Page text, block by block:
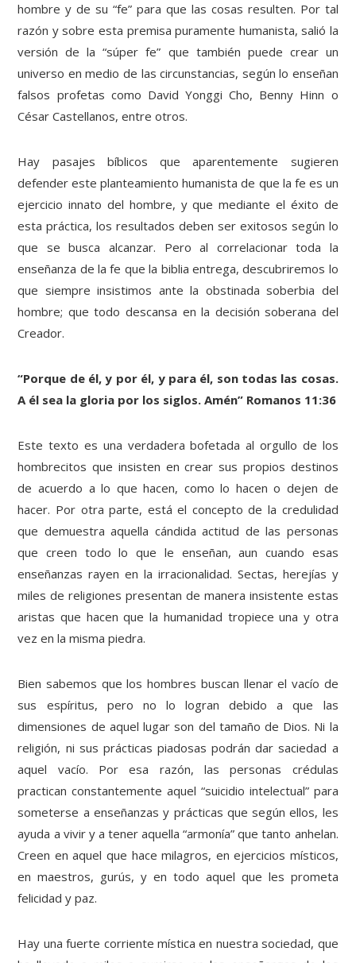
hombre y de su “fe” para que las cosas resulten. Por tal
razón y sobre esta premisa puramente humanista, salió la
versión de la “súper fe” que también puede crear un
universo en medio de las circunstancias, según lo enseñan
falsos profetas como David Yonggi Cho, Benny Hinn o
César Castellanos, entre otros.
Hay pasajes bíblicos que aparentemente sugieren
defender este planteamiento humanista de que la fe es un
ejercicio innato del hombre, y que mediante el éxito de
esta práctica, los resultados deben ser exitosos según lo
que se busca alcanzar. Pero al correlacionar toda la
enseñanza de la fe que la biblia entrega, descubriremos lo
que siempre insistimos ante la obstinada soberbia del
hombre; que todo descansa en la decisión soberana del
Creador.
“Porque de él, y por él, y para él, son todas las cosas.
A él sea la gloria por los siglos. Amén” Romanos 11:36
Este texto es una verdadera bofetada al orgullo de los
hombrecitos que insisten en crear sus propios destinos
de acuerdo a lo que hacen, como lo hacen o dejen de
hacer. Por otra parte, está el concepto de la credulidad
que demuestra aquella cándida actitud de las personas
que creen todo lo que le enseñan, aun cuando esas
enseñanzas rayen en la irracionalidad. Sectas, herejías y
miles de religiones presentan de manera insistente estas
aristas que hacen que la humanidad tropiece una y otra
vez en la misma piedra.
Bien sabemos que los hombres buscan llenar el vacío de
sus espíritus, pero no lo logran debido a que las
dimensiones de aquel lugar son del tamaño de Dios. Ni la
religión, ni sus prácticas piadosas podrán dar saciedad a
aquel vacío. Por esa razón, las personas crédulas
practican constantemente aquel “suicidio intelectual” para
someterse a enseñanzas y prácticas que según ellos, les
ayuda a vivir y a tener aquella “armonía” que tanto anhelan.
Creen en aquel que hace milagros, en ejercicios místicos,
en maestros, gurús, y en todo aquel que les prometa
felicidad y paz.
Hay una fuerte corriente mística en nuestra sociedad, que